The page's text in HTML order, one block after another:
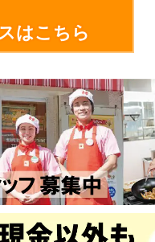
はこちら